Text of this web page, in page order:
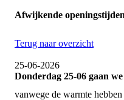
Afwijkende openingstijden
Terug naar overzicht
25-06-2026
Donderdag 25-06 gaan
vanwege de warmte